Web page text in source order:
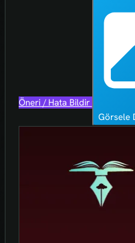
Öneri / Hata Bildir
Görsele